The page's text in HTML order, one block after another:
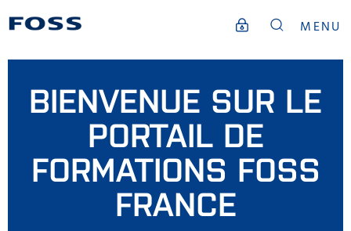
MENU
BIENVENUE SUR LE
PORTAIL DE
FORMATIONS FOSS
FRANCE